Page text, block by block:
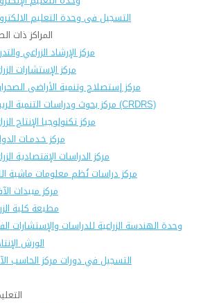
التسجيل فى وحدة التعليم
المراكز ذات
مركز الإرشاد الزراعي
مركز الإستشارات
مركز إستصلاح وتنمية الأراضى
مركز بحوث ودراسات التنمية الريفية (CRDRS)
مركز تكنولوجيا الإنتاج
مركز خـدمـات
مركز الدراسات الإقتصادية
مركز دراسات نُظم معلومات ماشية
مركز مبيدات
مطبعة كلية
وحدة الهندسة الزراعية للدراسات والإستشارات
الورش
التسجيل في دورات مركز الحاسب